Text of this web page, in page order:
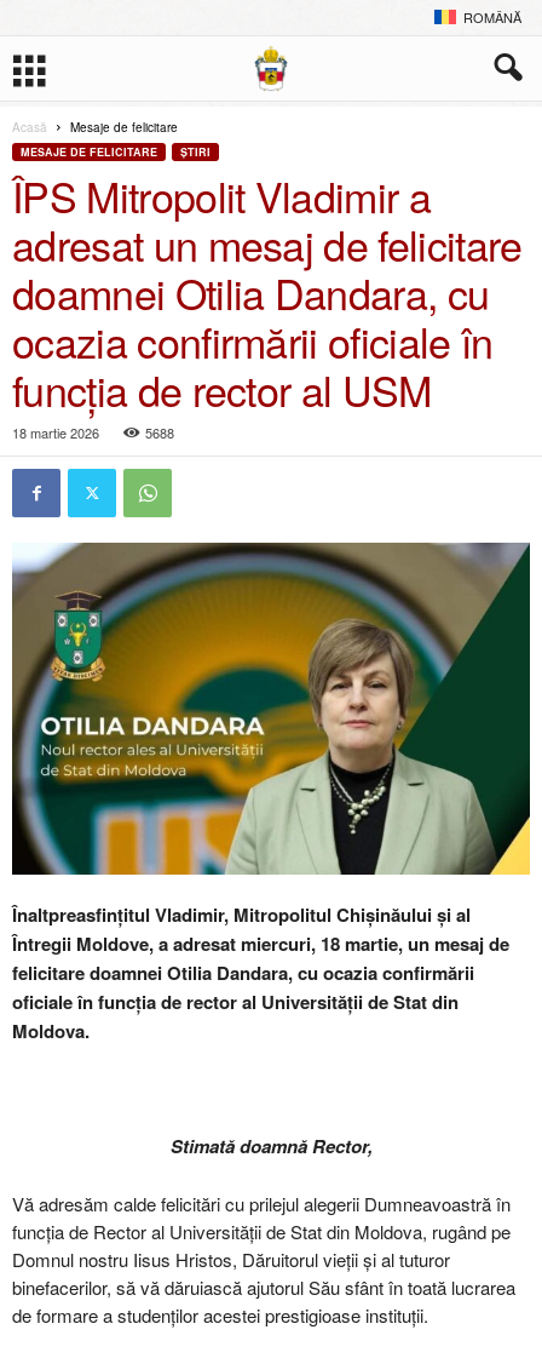
ROMÂNĂ
Acasă Mesaje de felicitare
MESAJE DE FELICITARE ŞTIRI
ÎPS Mitropolit Vladimir a
adresat un mesaj de felicitare
doamnei Otilia Dandara, cu
ocazia confirmării oficiale în
funcția de rector al USM
18 martie 2026 5688
Înaltpreasfințitul Vladimir, Mitropolitul Chișinăului și al
Întregii Moldove, a adresat miercuri, 18 martie, un mesaj de
felicitare doamnei Otilia Dandara, cu ocazia confirmării
oficiale în funcția de rector al Universității de Stat din
Moldova.
Stimată doamnă Rector,
Vă adresăm calde felicitări cu prilejul alegerii Dumneavoastră în
funcția de Rector al Universității de Stat din Moldova, rugând pe
Domnul nostru Iisus Hristos, Dăruitorul vieții și al tuturor
binefacerilor, să vă dăruiască ajutorul Său sfânt în toată lucrarea
de formare a studenților acestei prestigioase instituții.